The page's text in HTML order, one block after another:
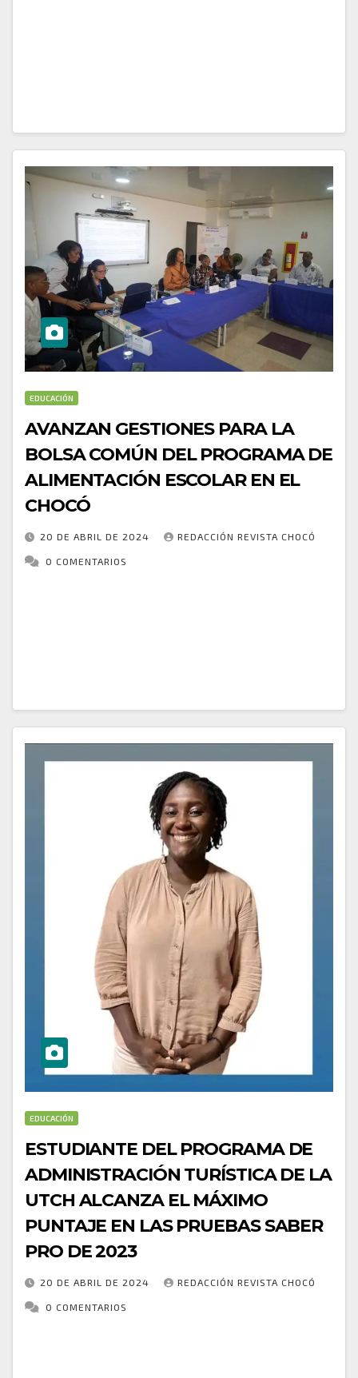
EDUCACIÓN
AVANZAN GESTIONES PARA LA
BOLSA COMÚN DEL PROGRAMA DE
ALIMENTACIÓN ESCOLAR EN EL
CHOCÓ
20 DE ABRIL DE 2024 REDACCIÓN REVISTA CHOCÓ
0 COMENTARIOS
EDUCACIÓN
ESTUDIANTE DEL PROGRAMA DE
ADMINISTRACIÓN TURÍSTICA DE LA
UTCH ALCANZA EL MÁXIMO
PUNTAJE EN LAS PRUEBAS SABER
PRO DE 2023
20 DE ABRIL DE 2024 REDACCIÓN REVISTA CHOCÓ
0 COMENTARIOS